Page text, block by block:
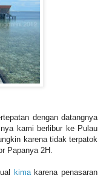
dengan datangnya
kami berlibur ke Pulau
karena tidak terpatok
Papanya 2H.
kimakarena penasaran